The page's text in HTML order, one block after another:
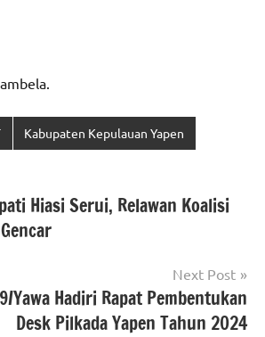
Kabupaten Kepulauan Yapen
Hiasi Serui, Relawan Koalisi
Next Post
Yawa Hadiri Rapat Pembentukan
Desk Pilkada Yapen Tahun 2024